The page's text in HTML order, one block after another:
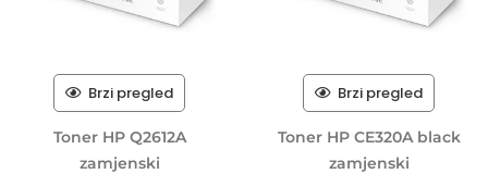
Brzi pregled
Toner HP Q2612A
zamjenski
Brzi pregled
Toner HP CE320A black
zamjenski